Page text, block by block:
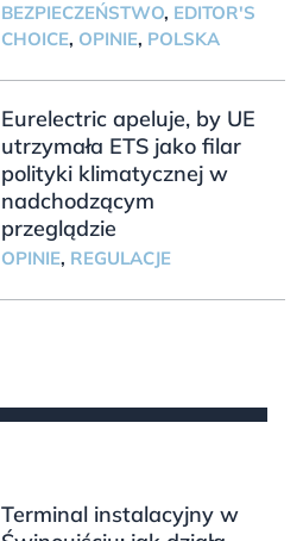
BEZPIECZEŃSTWO, EDITOR'S
CHOICE, OPINIE, POLSKA
Eurelectric apeluje, by UE
utrzymała ETS jako filar
polityki klimatycznej w
nadchodzącym
przeglądzie
OPINIE, REGULACJE
Terminal instalacyjny w